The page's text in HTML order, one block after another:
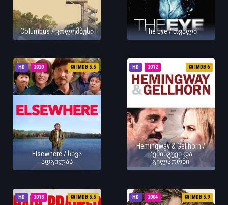
Columbus / კოლუმბუსი The Eye / თვალი
HD 2020 IMDB 5.5
Elsewhere / სხვა
ადგილას
HD 2012 IMDB 6
Hemingway & Gellhorn /
ჰემინგუეი და
გელჰორნი
HD 2013 IMDB 5.5 HD 2004 IMDB 5.9